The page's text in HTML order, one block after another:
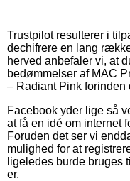
Trustpilot resulterer i
dechifrere en lang
herved anbefaler vi, at
bedømmelser af MAC
– Radiant Pink
Facebook yder lige så
at få en idé om internet
Foruden det ser vi
mulighed for at
ligeledes burde bruges
er.